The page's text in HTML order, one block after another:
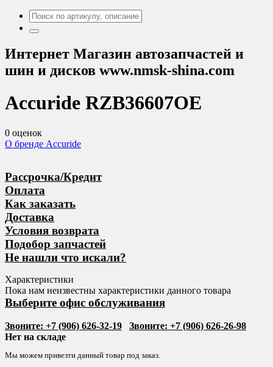
Интернет Магазин автозапчастей и
шин и дисков www.nmsk-shina.com
Accuride RZB36607OE
0 оценок
О бренде Accuride
Рассрочка/Кредит
Оплата
Как заказать
Доставка
Условия возврата
Подобор запчастей
Не нашли что искали?
Характеристики
Пока нам неизвестны характеристики данного товара
Выберите офис обслуживания
Звоните: +7 (906) 626-32-19
Звоните: +7 (906) 626-26-98
Нет на складе
Мы можем привезти данный товар под заказ.